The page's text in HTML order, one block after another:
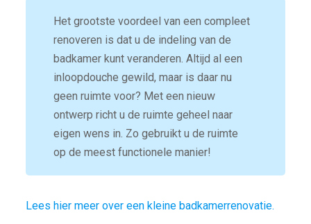
Het grootste voordeel van een compleet
renoveren is dat u de indeling van de
badkamer kunt veranderen. Altijd al een
inloopdouche gewild, maar is daar nu
geen ruimte voor? Met een nieuw
ontwerp richt u de ruimte geheel naar
eigen wens in. Zo gebruikt u de ruimte
op de meest functionele manier!
Lees hier meer over een kleine badkamerrenovatie.